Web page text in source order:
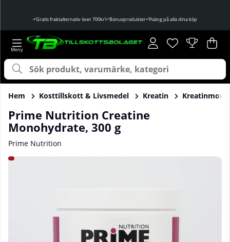
Gratis fraktalternativ över 700kr! Bonusprodukter Poäng på alla dina köp
Önskelista
Antal i
. .
Hem Kosttillskott & Livsmedel Kreatin
Prime Nutrition Creatine
Monohydrate, 300 g
Prime Nutrition
Produktbilder Prime Nutrition Creatine Monohydrate, 300